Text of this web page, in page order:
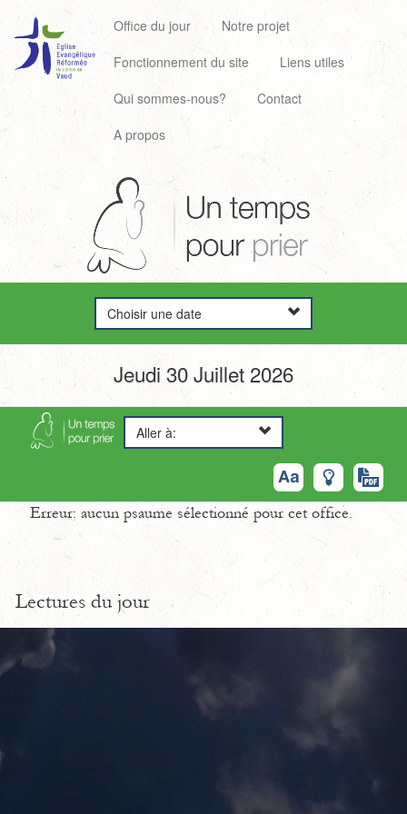
Office du jour
Notre projet
Fonctionnement du site
Liens utiles
Qui sommes-nous?
Contact
A propos
Choisir une date
Jeudi 30 Juillet 2026
Aller à:
Erreur: aucun psaume sélectionné pour cet office.
Lectures du jour